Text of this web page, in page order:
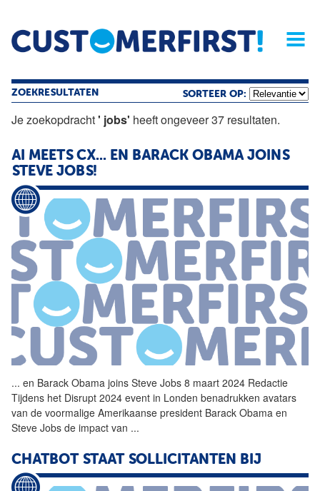
Home Opinie Archief
Magazine
ZOEKRESULTATEN SORTEER OP:
Je zoekopdracht' jobs' heeft ongeveer 37 resultaten.
AI MEETS CX... EN BARACK OBAMA JOINS
STEVE JOBS!
... en Barack Obama joins Steve Jobs 8 maart 2024 Redactie
Tijdens het Disrupt 2024 event in Londen benadrukken avatars
van de voormalige Amerikaanse president Barack Obama en
Steve Jobs de impact van ...
CHATBOT STAAT SOLLICITANTEN BIJ